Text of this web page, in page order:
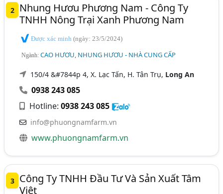
2
Nhung Hươu Phương Nam - Công Ty
TNHH Nông Trại Xanh Phương Nam
Được xác minh(ngày: 23/5/2024)
Ngành:CAO HƯƠU, NHUNG HƯƠU - NHÀ CUNG CẤP
150/4 &#7844p 4, X. Lạc Tấn, H. Tân Trụ, Long An
0938 243 085
Hotline:0938 243 085
info@phuongnamfarm.vn
www.phuongnamfarm.vn
3
Công Ty TNHH Đầu Tư Và Sản Xuất Tâm
Việt